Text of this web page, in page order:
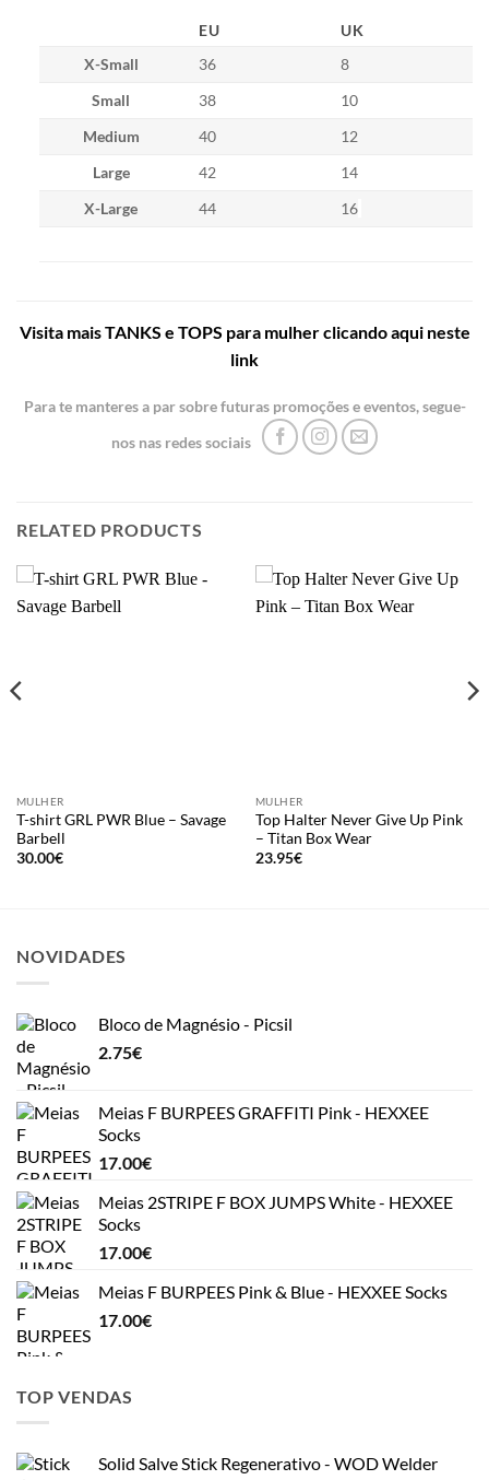
EU
UK
X-Small
36
8
Small
38
10
Medium
40
12
Large
42
14
X-Large
44 16
Visita mais TANKS e TOPS para mulher clicando aqui neste
link
Para te manteres a par sobre futuras promoções e eventos, segue-
nos nas redes sociais
RELATED PRODUCTS
MULHER
T-shirt GRL PWR Blue – Savage
Barbell
30.00€
MULHER
Top Halter Never Give Up Pink
– Titan Box Wear
23.95€
NOVIDADES
Bloco de Magnésio - Picsil
2.75€
Meias F BURPEES GRAFFITI Pink - HEXXEE
Socks
17.00€
Meias 2STRIPE F BOX JUMPS White - HEXXEE
Socks
17.00€
Meias F BURPEES Pink & Blue - HEXXEE Socks
17.00€
TOP VENDAS
Solid Salve Stick Regenerativo - WOD Welder